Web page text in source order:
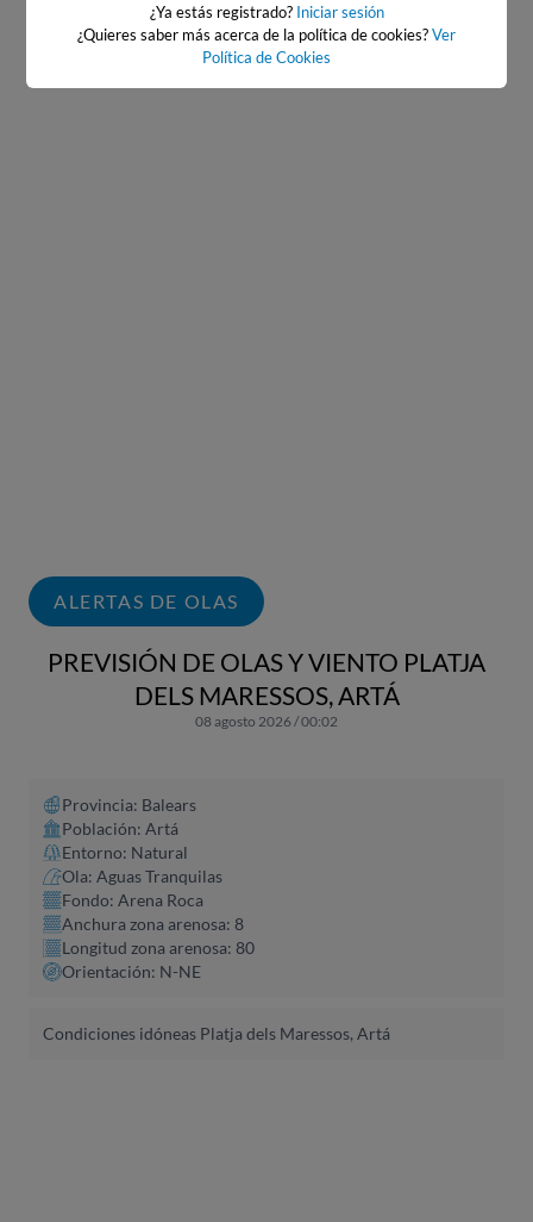
ALERTAS DE OLAS
PREVISIÓN DE OLAS Y VIENTO PLATJA
DELS MARESSOS, ARTÁ
08 agosto 2026 / 00:02
Provincia: Balears
Población: Artá
Entorno: Natural
Ola: Aguas Tranquilas
Fondo: Arena Roca
Anchura zona arenosa: 8
Longitud zona arenosa: 80
Orientación: N-NE
Condiciones idóneas Platja dels Maressos, Artá
¿Ya estás registrado? Iniciar sesión
¿Quieres saber más acerca de la política de cookies?Ver
Política de Cookies